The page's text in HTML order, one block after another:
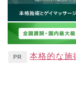
PR 本格的な施